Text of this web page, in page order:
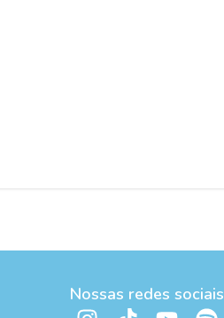
Nossas redes sociais